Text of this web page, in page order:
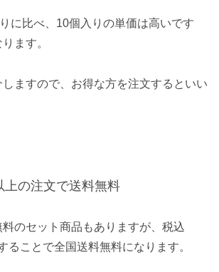
に比べ、10個入りの単価は高いです
ます。
ますので、お得な方を注文するといい
上の注文で送料無料
のセット商品もありますが、税込
ることで全国送料無料になります。